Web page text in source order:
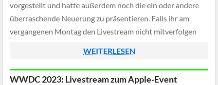
vorgestellt und hatte außerdem noch die ein oder andere
überraschende Neuerung zu präsentieren. Falls ihr am
vergangenen Montag den Livestream nicht mitverfolgen
WEITERLESEN
WWDC 2023: Livestream zum Apple-Event